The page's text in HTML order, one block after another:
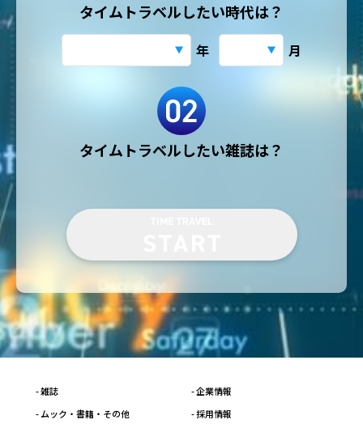
タイムトラベルしたい時代は？
年 月
タイムトラベルしたい雑誌は？
- 雑誌
- ムック・書籍・その他
- 企業情報
- 採用情報